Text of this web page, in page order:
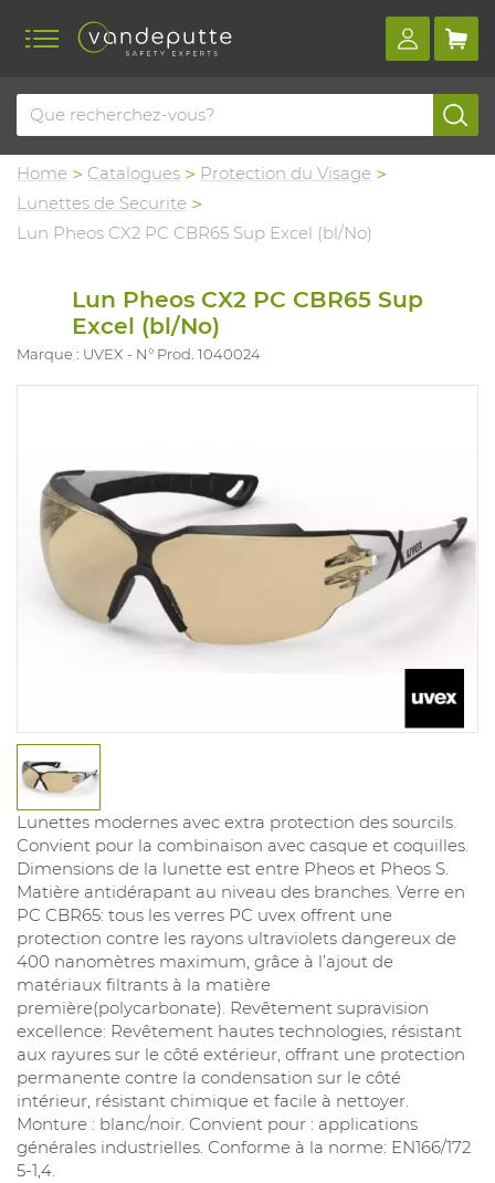
Home Catalogues
Protection du Visage
Lunettes de Securite
Lun Pheos CX2 PC CBR65 Sup Excel (bl/No)
Lun Pheos CX2 PC CBR65 Sup
Excel (bl/No)
Marque : UVEX N° Prod. 1040024
Lunettes modernes avec extra protection des sourcils.
Convient pour la combinaison avec casque et coquilles.
Dimensions de la lunette est entre Pheos et Pheos S.
Matière antidérapant au niveau des branches. Verre en
PC CBR65: tous les verres PC uvex offrent une
protection contre les rayons ultraviolets dangereux de
400 nanomètres maximum, grâce à l’ajout de
matériaux filtrants à la matière
première(polycarbonate). Revêtement supravision
excellence: Revêtement hautes technologies, résistant
aux rayures sur le côté extérieur, offrant une protection
permanente contre la condensation sur le côté
intérieur, résistant chimique et facile à nettoyer.
Monture : blanc/noir. Convient pour : applications
générales industrielles. Conforme à la norme: EN166/172
5-1,4.